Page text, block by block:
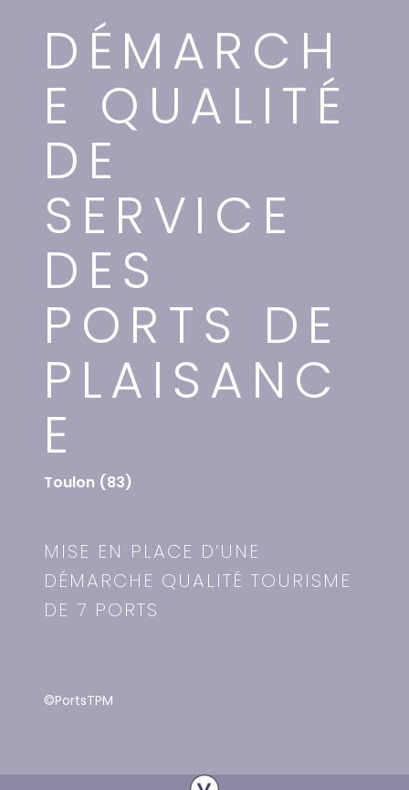
DÉMARCH
E QUALITÉ
DE
SERVICE
DES
PORTS DE
PLAISANC
E
Toulon (83)
MISE EN PLACE D’UNE
DÉMARCHE QUALITÉ TOURISME
DE 7 PORTS
©PortsTPM